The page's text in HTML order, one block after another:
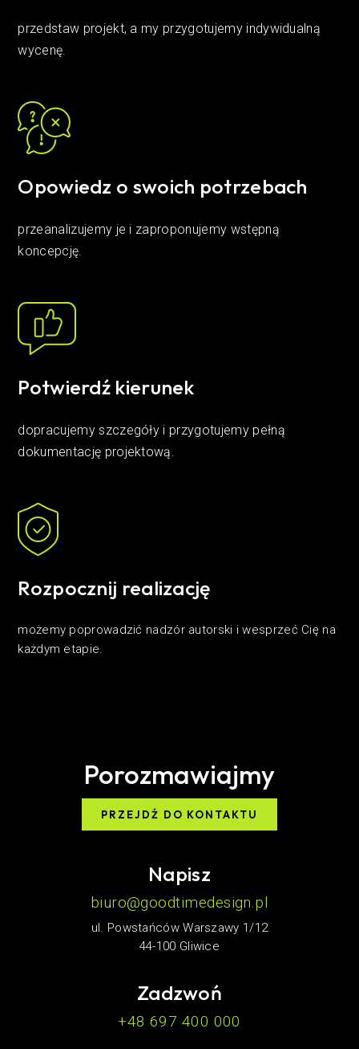
przedstaw projekt, a my przygotujemy indywidualną
wycenę.
Opowiedz o swoich potrzebach
przeanalizujemy je i zaproponujemy wstępną
koncepcję.
Potwierdź kierunek
dopracujemy szczegóły i przygotujemy pełną
dokumentację projektową.
Rozpocznij realizację
możemy poprowadzić nadzór autorski i wesprzeć Cię na
każdym etapie.
Porozmawiajmy
PRZEJDŹ DO KONTAKTU
Napisz
biuro@goodtimedesign.pl
ul. Powstańców Warszawy 1/12
44-100 Gliwice
Zadzwoń
+48 697 400 000